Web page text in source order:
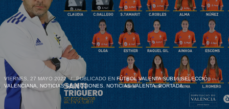
VIERNES, 27 MAYO 2022 / PUBLICADO ENFÚTBOL VALENTA SUB16 SELECCIÓ
VALENCIANA
NOTICIAS SELECCIONES,NOTICIAS VALENTA,PORTADA